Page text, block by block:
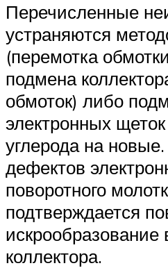
Перечисленные
устраняются
(перемотка
подмена
обмоток) либо
электронных
углерода на
дефектов
поворотного
подтверждается
искрообразование
коллектора.